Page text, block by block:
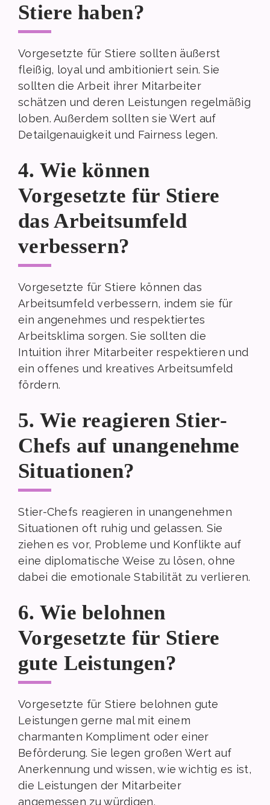
Stiere haben?
Vorgesetzte für Stiere sollten äußerst
fleißig, loyal und ambitioniert sein. Sie
sollten die Arbeit ihrer Mitarbeiter
schätzen und deren Leistungen regelmäßig
loben. Außerdem sollten sie Wert auf
Detailgenauigkeit und Fairness legen.
4. Wie können
Vorgesetzte für Stiere
das Arbeitsumfeld
verbessern?
Vorgesetzte für Stiere können das
Arbeitsumfeld verbessern, indem sie für
ein angenehmes und respektiertes
Arbeitsklima sorgen. Sie sollten die
Intuition ihrer Mitarbeiter respektieren und
ein offenes und kreatives Arbeitsumfeld
fördern.
5. Wie reagieren Stier-
Chefs auf unangenehme
Situationen?
Stier-Chefs reagieren in unangenehmen
Situationen oft ruhig und gelassen. Sie
ziehen es vor, Probleme und Konflikte auf
eine diplomatische Weise zu lösen, ohne
dabei die emotionale Stabilität zu verlieren.
6. Wie belohnen
Vorgesetzte für Stiere
gute Leistungen?
Vorgesetzte für Stiere belohnen gute
Leistungen gerne mal mit einem
charmanten Kompliment oder einer
Beförderung. Sie legen großen Wert auf
Anerkennung und wissen, wie wichtig es ist,
die Leistungen der Mitarbeiter
angemessen zu würdigen.